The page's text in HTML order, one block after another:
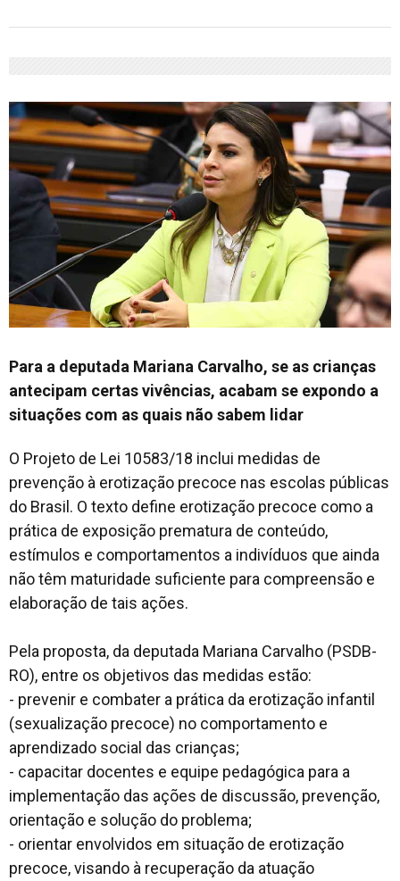
Para a deputada Mariana Carvalho, se as crianças
antecipam certas vivências, acabam se expondo a
situações com as quais não sabem lidar
O Projeto de Lei 10583/18 inclui medidas de
prevenção à erotização precoce nas escolas públicas
do Brasil. O texto define erotização precoce como a
prática de exposição prematura de conteúdo,
estímulos e comportamentos a indivíduos que ainda
não têm maturidade suficiente para compreensão e
elaboração de tais ações.
Pela proposta, da deputada Mariana Carvalho (PSDB-
RO), entre os objetivos das medidas estão:
- prevenir e combater a prática da erotização infantil
(sexualização precoce) no comportamento e
aprendizado social das crianças;
- capacitar docentes e equipe pedagógica para a
implementação das ações de discussão, prevenção,
orientação e solução do problema;
- orientar envolvidos em situação de erotização
precoce, visando à recuperação da atuação